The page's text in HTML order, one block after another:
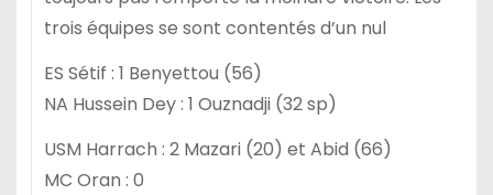
trois équipes se sont contentés d’un nul
ES Sétif : 1 Benyettou (56)
NA Hussein Dey : 1 Ouznadji (32 sp)
USM Harrach : 2 Mazari (20) et Abid (66)
MC Oran : 0